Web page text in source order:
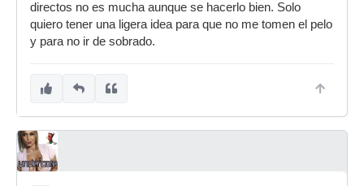
directos no es mucha aunque se hacerlo bien. Solo
quiero tener una ligera idea para que no me tomen el pelo
y para no ir de sobrado.